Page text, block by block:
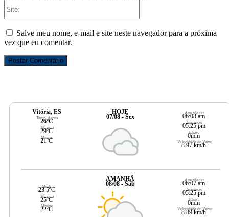
Salve meu nome, e-mail e site neste navegador para a próxima
vez que eu comentar.
Vitória, ES
Temp. Agora
26ºC
Máxima
29ºC
Mínima
21ºC
HOJE
07/08 - Sex
Amanhecer
06:08 am
Anoitecer
05:25 pm
Chuva
0mm
Velocidade do Vento
8.97 km/h
Média
23.5ºC
Máxima
25ºC
Mínima
22ºC
AMANHÃ
08/08 - Sáb
Amanhecer
06:07 am
Anoitecer
05:25 pm
Chuva
0mm
Velocidade do Vento
8.89 km/h